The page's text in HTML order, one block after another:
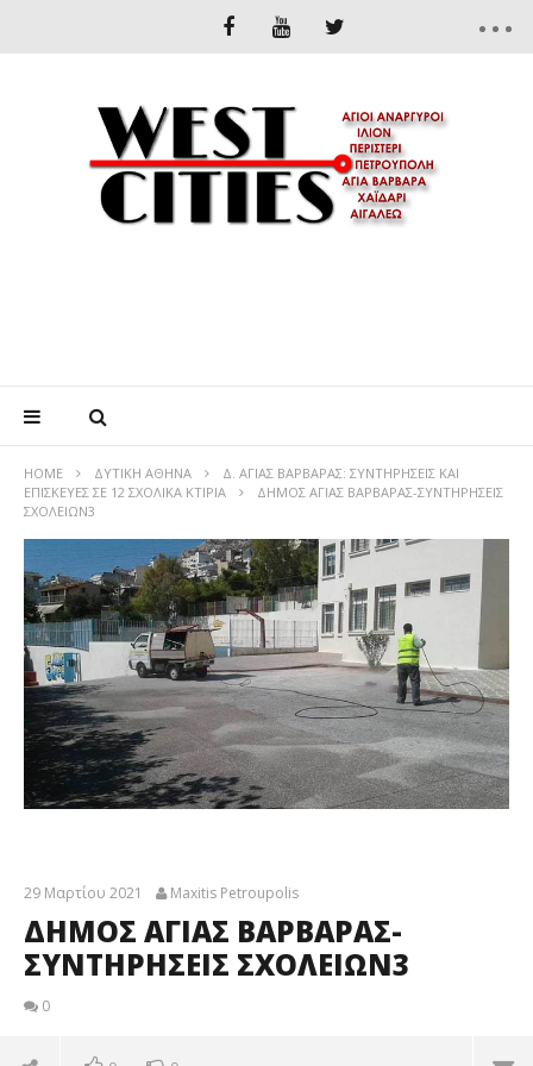
HOME ΔΥΤΙΚΉ ΑΘΉΝΑ
Δ. ΑΓΙΑΣ ΒΑΡΒΑΡΑΣ: ΣΥΝΤΗΡΗΣΕΙΣ ΚΑΙ
ΕΠΙΣΚΕΥΕΣ ΣΕ 12 ΣΧΟΛΙΚΑ ΚΤΙΡΙΑ
ΔΗΜΟΣ ΑΓΙΑΣ ΒΑΡΒΑΡΑΣ-ΣΥΝΤΗΡΗΣΕΙΣ
ΣΧΟΛΕΙΩΝ3
29 Μαρτίου 2021 Maxitis Petroupolis
ΔΗΜΟΣ ΑΓΙΑΣ ΒΑΡΒΑΡΑΣ-
ΣΥΝΤΗΡΗΣΕΙΣ ΣΧΟΛΕΙΩΝ3
0